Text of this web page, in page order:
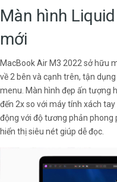
Màn hình
mới
MacBook Air M3 2022 sở hữu
về 2 bên và cạnh trên, tận
menu. Màn hình đẹp ấn tượng
đến 2x so với máy tính xách
động với độ tương phản phong
hiển thị siêu nét giúp dễ đọc.